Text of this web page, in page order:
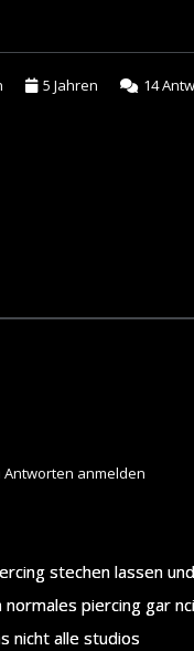
5 Jahren 14
Antworten anmelden
stechen lassen
piercing gar
nicht alle studios